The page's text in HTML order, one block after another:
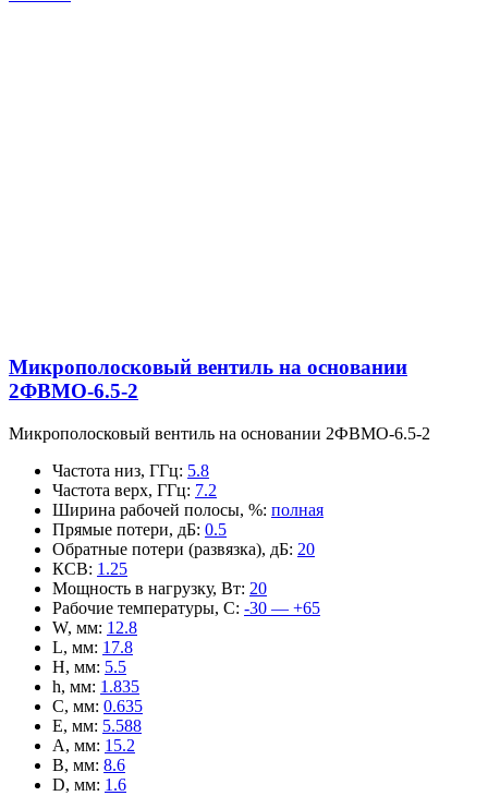
Микрополосковый вентиль на основании
2ФВМO-6.5-2
Микрополосковый вентиль на основании 2ФВМO-6.5-2
Частота низ, ГГц: 5.8
Частота верх, ГГц: 7.2
Ширина рабочей полосы, %: полная
Прямые потери, дБ: 0.5
Обратные потери (развязка), дБ: 20
КСВ: 1.25
Мощность в нагрузку, Вт: 20
Рабочие температуры, С: -30 — +65
W, мм: 12.8
L, мм: 17.8
H, мм: 5.5
h, мм: 1.835
C, мм: 0.635
E, мм: 5.588
A, мм: 15.2
B, мм: 8.6
D, мм: 1.6